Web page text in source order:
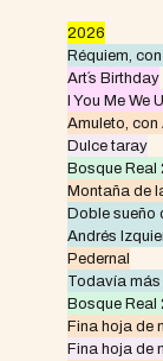
2026
Réquiem,
Art´s Birthday
I You Me We
Amuleto, con
Dulce taray
Bosque Real
Montaña de
Doble sueño
Andrés
Pedernal
Todavía
Bosque
Fina hoja de
Fina hoja de